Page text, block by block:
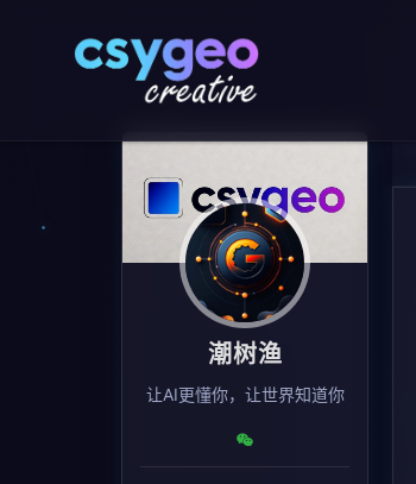
潮树渔
让AI更懂你，让世界知道你